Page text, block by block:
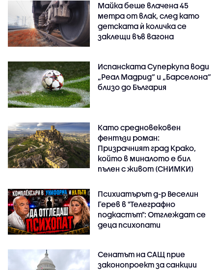
Майка беше влачена 45
метра от влак, след като
детската ѝ количка се
заклещи във вагона
Испанската Суперкупа води
„Реал Мадрид“ и „Барселона“
близо до България
Като средновековен
фентъзи роман:
Призрачният град Крако,
който в миналото е бил
пълен с живот (СНИМКИ)
Психиатърът д-р Веселин
Герев в "Телеграфно
подкастът": Отглеждат се
деца психопати
Сенатът на САЩ прие
законопроект за санкции